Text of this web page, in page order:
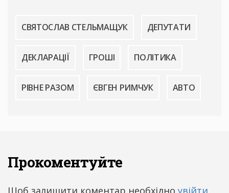
СВЯТОСЛАВ СТЕЛЬМАЩУК ДЕПУТАТИ
ДЕКЛАРАЦІЇ ГРОШІ ПОЛІТИКА
РІВНЕ РАЗОМ ЄВГЕН РИМЧУК АВТО
Прокоментуйте
Щоб залишити коментар необхідно увійти